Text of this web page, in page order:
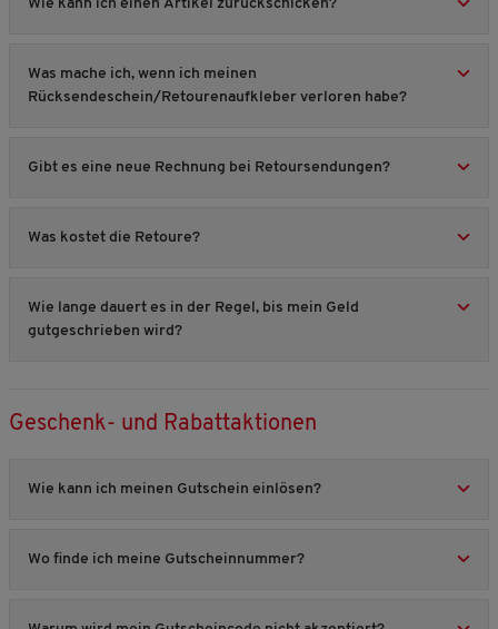
Wie kann ich einen Artikel zurückschicken?
Was mache ich, wenn ich meinen
Rücksendeschein/Retourenaufkleber verloren habe?
Gibt es eine neue Rechnung bei Retoursendungen?
Was kostet die Retoure?
Wie lange dauert es in der Regel, bis mein Geld
gutgeschrieben wird?
Geschenk- und Rabattaktionen
Wie kann ich meinen Gutschein einlösen?
Wo finde ich meine Gutscheinnummer?